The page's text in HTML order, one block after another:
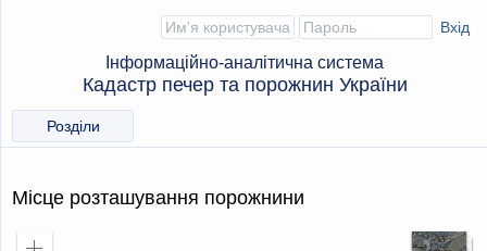
Інформаційно-аналітична система
Кадастр печер та порожнин України
Розділи
Місце розташування порожнини